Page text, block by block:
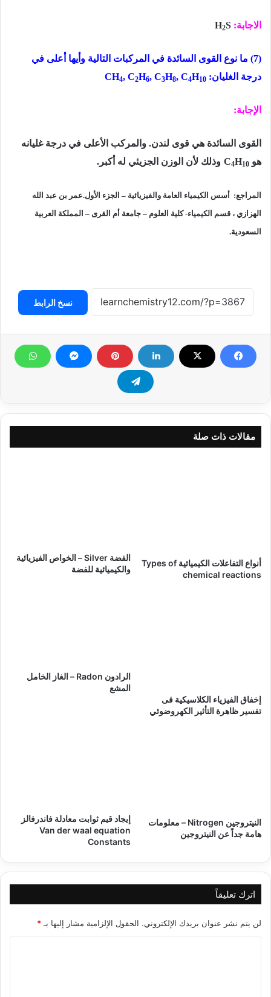
الاجابة: H2S
(7) ما نوع القوى السائدة في المركبات التالیة وأیھا أعلى في
درجة الغلیان:
CH4, C2H6, C3H8, C4H10
الإجابة:
القوى السائدة ھي قوى لندن. والمركب الأعلى في درجة غلیانه
ھو
C4H10 وذلك لأن الوزن الجزیئي له أكبر.
المراجع: أسس الكيمياء العامة والفيزيائية – الجزء الأول.عمر بن عبد الله
الهزازي ، قسم الكيمياء- كلية العلوم – جامعة أم القرى – المملكة العربية
السعودية.
نسخ الرابط
مقالات ذات صلة
أنواع التفاعلات الكيميائية Types of
chemical reactions
الفضة Silver – الخواص الفيزيائية
والكيميائية للفضة
إخفاق الفيزياء الكلاسيكية فى
تفسير ظاهرة التأثير الكهروضوئي
الرادون Radon – الغاز الخامل
المشع
النيتروجين Nitrogen – معلومات
هامة جداً عن النيتروجين
إيجاد قيم ثوابت معادلة فاندرفالز
Van der waal equation
Constants
اترك تعليقاً
لن يتم نشر عنوان بريدك الإلكتروني. الحقول الإلزامية مشار إليها بـ *